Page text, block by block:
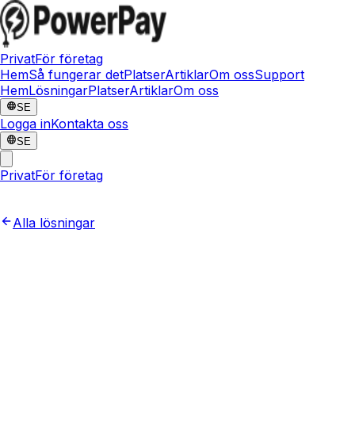
PrivatFör företag
HemSå fungerar detPlatserArtiklarOm ossSupport
HemLösningarPlatserArtiklarOm oss
SE
Logga inKontakta oss
SE
PrivatFör företag
Alla lösningar